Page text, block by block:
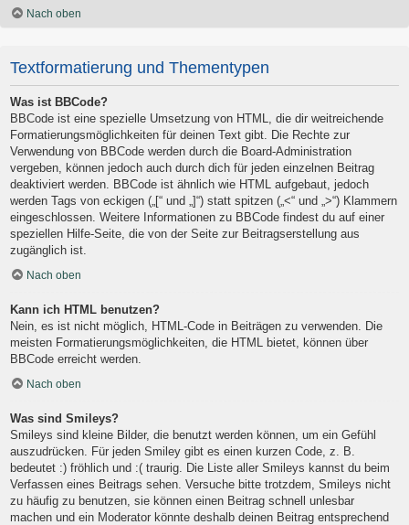
Nach oben
Textformatierung und Thementypen
Was ist BBCode?
BBCode ist eine spezielle Umsetzung von HTML, die dir weitreichende
Formatierungsmöglichkeiten für deinen Text gibt. Die Rechte zur
Verwendung von BBCode werden durch die Board-Administration
vergeben, können jedoch auch durch dich für jeden einzelnen Beitrag
deaktiviert werden. BBCode ist ähnlich wie HTML aufgebaut, jedoch
werden Tags von eckigen („[“ und „]“) statt spitzen („<“ und „>“) Klammern
eingeschlossen. Weitere Informationen zu BBCode findest du auf einer
speziellen Hilfe-Seite, die von der Seite zur Beitragserstellung aus
zugänglich ist.
Nach oben
Kann ich HTML benutzen?
Nein, es ist nicht möglich, HTML-Code in Beiträgen zu verwenden. Die
meisten Formatierungsmöglichkeiten, die HTML bietet, können über
BBCode erreicht werden.
Nach oben
Was sind Smileys?
Smileys sind kleine Bilder, die benutzt werden können, um ein Gefühl
auszudrücken. Für jeden Smiley gibt es einen kurzen Code, z. B.
bedeutet :) fröhlich und :( traurig. Die Liste aller Smileys kannst du beim
Verfassen eines Beitrags sehen. Versuche bitte trotzdem, Smileys nicht
zu häufig zu benutzen, sie können einen Beitrag schnell unlesbar
machen und ein Moderator könnte deshalb deinen Beitrag entsprechend